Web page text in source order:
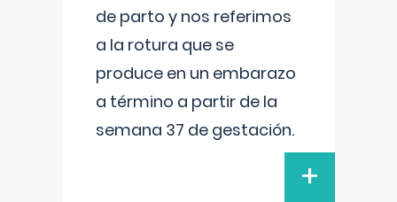
de parto y nos referimos
a la rotura que se
produce en un embarazo
a término a partir de la
semana 37 de gestación.
+